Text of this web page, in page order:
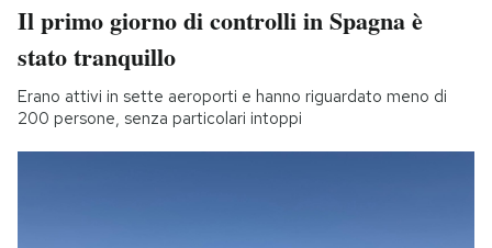
Il primo giorno di controlli in Spagna è
stato tranquillo
Erano attivi in sette aeroporti e hanno riguardato meno di
200 persone, senza particolari intoppi